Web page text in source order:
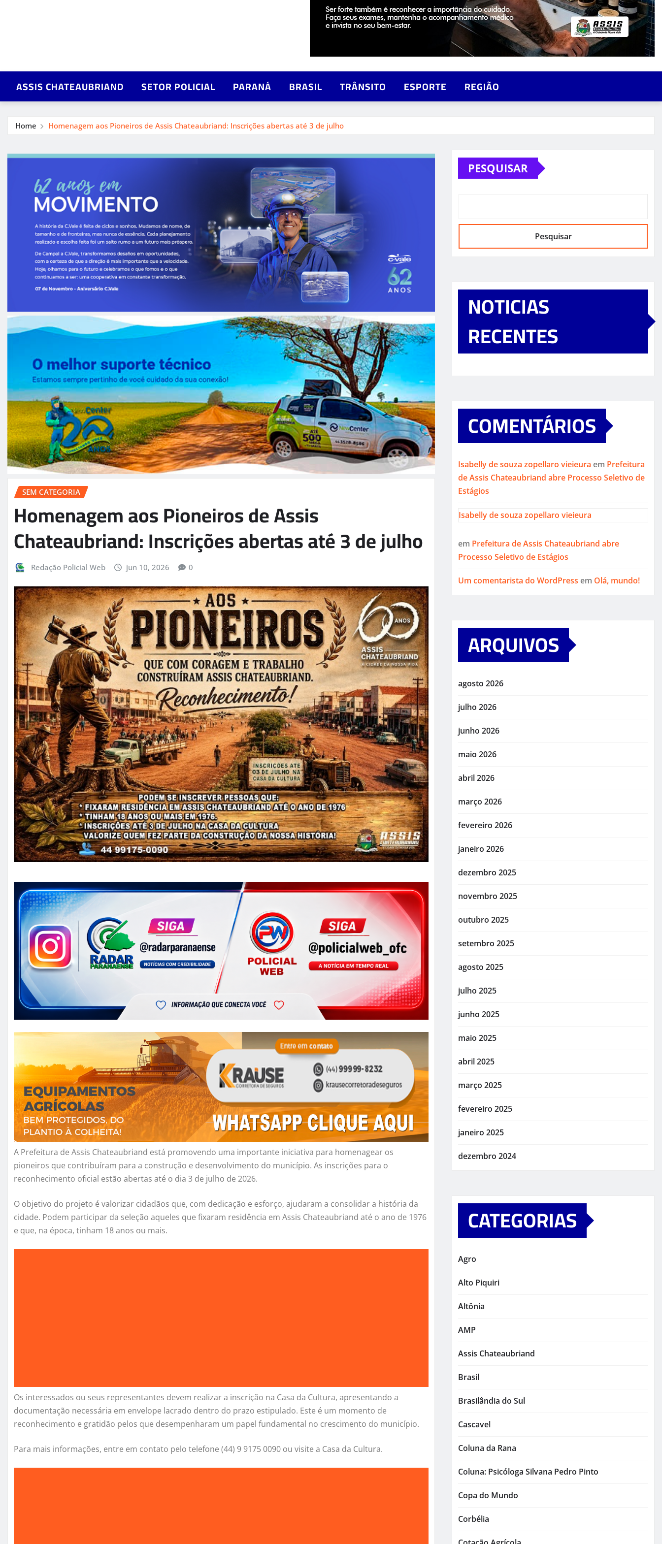
ASSIS CHATEAUBRIAND SETOR POLICIAL PARANÁ BRASIL TRÂNSITO ESPORTE REGIÃO
Home Homenagem aos Pioneiros de Assis Chateaubriand: Inscrições abertas até 3 de julho
SEM CATEGORIA
Homenagem aos Pioneiros de Assis
Chateaubriand: Inscrições abertas até 3 de julho
Redação Policial Web jun 10, 2026 0
A Prefeitura de Assis Chateaubriand está promovendo uma importante iniciativa para homenagear os
pioneiros que contribuíram para a construção e desenvolvimento do município. As inscrições para o
reconhecimento oficial estão abertas até o dia 3 de julho de 2026.
O objetivo do projeto é valorizar cidadãos que, com dedicação e esforço, ajudaram a consolidar a história da
cidade. Podem participar da seleção aqueles que fixaram residência em Assis Chateaubriand até o ano de 1976
e que, na época, tinham 18 anos ou mais.
Os interessados ou seus representantes devem realizar a inscrição na Casa da Cultura, apresentando a
documentação necessária em envelope lacrado dentro do prazo estipulado. Este é um momento de
reconhecimento e gratidão pelos que desempenharam um papel fundamental no crescimento do município.
Para mais informações, entre em contato pelo telefone (44) 9 9175 0090 ou visite a Casa da Cultura.
PESQUISAR
Pesquisar
NOTICIAS
RECENTES
COMENTÁRIOS
Isabelly de souza zopellaro vieieura em Prefeitura
de Assis Chateaubriand abre Processo Seletivo de
Estágios
Isabelly de souza zopellaro vieieura
em Prefeitura de Assis Chateaubriand abre
Processo Seletivo de Estágios
Um comentarista do WordPress em Olá, mundo!
ARQUIVOS
agosto 2026
julho 2026
junho 2026
maio 2026
abril 2026
março 2026
fevereiro 2026
janeiro 2026
dezembro 2025
novembro 2025
outubro 2025
setembro 2025
agosto 2025
julho 2025
junho 2025
maio 2025
abril 2025
março 2025
fevereiro 2025
janeiro 2025
dezembro 2024
CATEGORIAS
Agro
Alto Piquiri
Altônia
AMP
Assis Chateaubriand
Brasil
Brasilândia do Sul
Cascavel
Coluna da Rana
Coluna: Psicóloga Silvana Pedro Pinto
Copa do Mundo
Corbélia